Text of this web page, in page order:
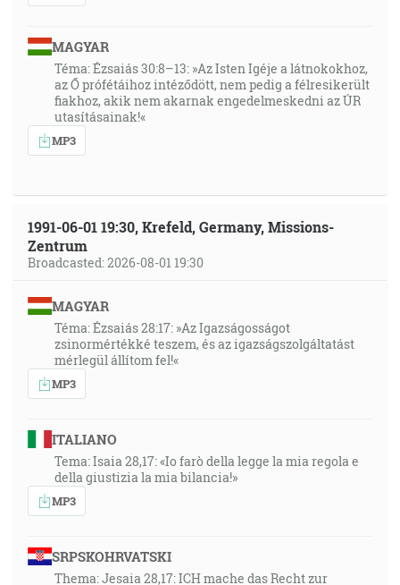
MAGYAR
Téma: Ézsaiás 30:8–13: »Az Isten Igéje a látnokokhoz,
az Ő prófétáihoz intéződött, nem pedig a félresikerült
fiakhoz, akik nem akarnak engedelmeskedni az ÚR
utasításainak!«
MP3
1991-06-01 19:30, Krefeld, Germany, Missions-
Zentrum
Broadcasted: 2026-08-01 19:30
MAGYAR
Téma: Ézsaiás 28:17: »Az Igazságosságot
zsinormértékké teszem, és az igazságszolgáltatást
mérlegül állítom fel!«
MP3
ITALIANO
Tema: Isaia 28,17: «Io farò della legge la mia regola e
della giustizia la mia bilancia!»
MP3
SRPSKOHRVATSKI
Thema: Jesaia 28,17: ICH mache das Recht zur